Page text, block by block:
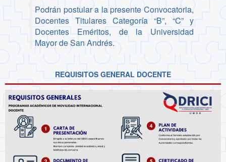
Podrán postular a la presente Convocatoria,
Docentes Titulares Categoría “B”, “C” y
Docentes Eméritos, de la Universidad
Mayor de San Andrés.
REQUISITOS GENERAL DOCENTE